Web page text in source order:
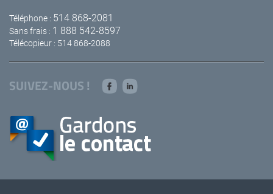
Téléphone : 514 868-2081
Sans frais : 1 888 542-8597
Télécopieur : 514 868-2088
SUIVEZ-NOUS !